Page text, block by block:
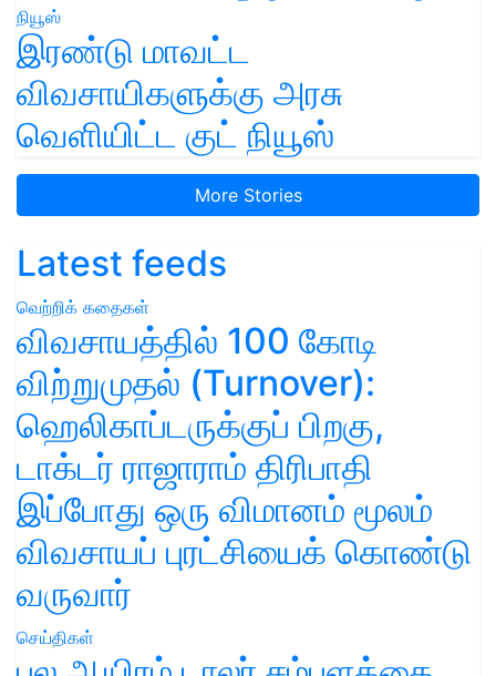
இரண்டு மாவட்ட
விவசாயிகளுக்கு அரசு
வெளியிட்ட குட் நியூஸ்
More Stories
Latest feeds
வெற்றிக் கதைகள்
விவசாயத்தில் 100 கோடி
விற்றுமுதல் (Turnover):
ஹெலிகாப்டருக்குப் பிறகு,
டாக்டர் ராஜாராம் திரிபாதி
இப்போது ஒரு விமானம் மூலம்
விவசாயப் புரட்சியைக் கொண்டு
வருவார்
செய்திகள்